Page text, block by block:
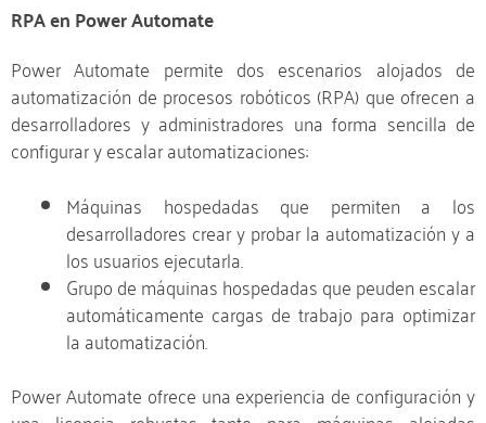
RPA en Power Automate
Power Automate permite dos escenarios alojados de
automatización de procesos robóticos (RPA) que ofrecen a
desarrolladores y administradores una forma sencilla de
configurar y escalar automatizaciones:
Máquinas hospedadas que permiten a los
desarrolladores crear y probar la automatización y a
los usuarios ejecutarla.
Grupo de máquinas hospedadas que peuden escalar
automáticamente cargas de trabajo para optimizar
la automatización.
Power Automate ofrece una experiencia de configuración y